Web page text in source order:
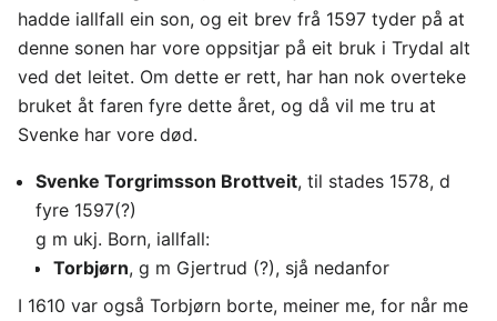
hadde iallfall ein son, og eit brev frå 1597 tyder på at
denne sonen har vore oppsitjar på eit bruk i Trydal alt
ved det leitet. Om dette er rett, har han nok overteke
bruket åt faren fyre dette året, og då vil me tru at
Svenke har vore død.
Svenke Torgrimsson Brottveit, til stades 1578, d
fyre 1597(?)
g m ukj. Born, iallfall:
Torbjørn, g m Gjertrud (?), sjå nedanfor
I 1610 var også Torbjørn borte, meiner me, for når me